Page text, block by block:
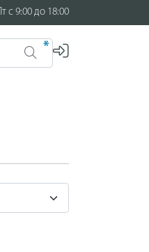
с 9:00 до 18:00
*